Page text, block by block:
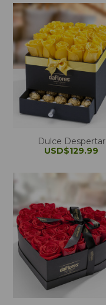
Dulce Despertar
USD$129.99